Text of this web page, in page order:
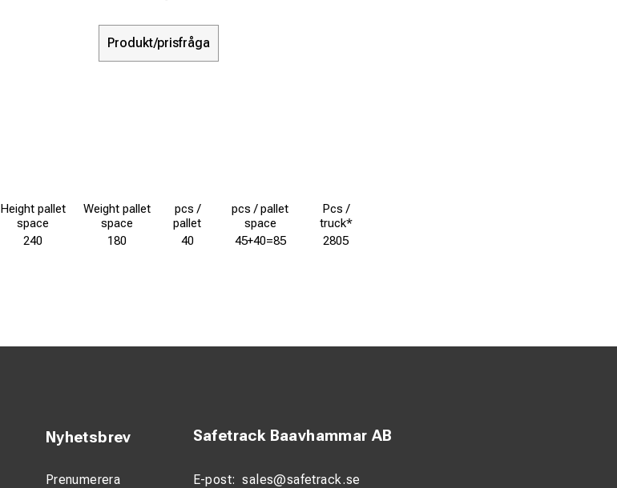
Produkt/prisfråga
Height pallet
space
Weight pallet
space
pcs /
pallet
pcs / pallet
space
Pcs /
truck*
240 180 40 45+40=85 2805
Nyhetsbrev
Prenumerera
Safetrack Baavhammar AB
E-post: sales@safetrack.se